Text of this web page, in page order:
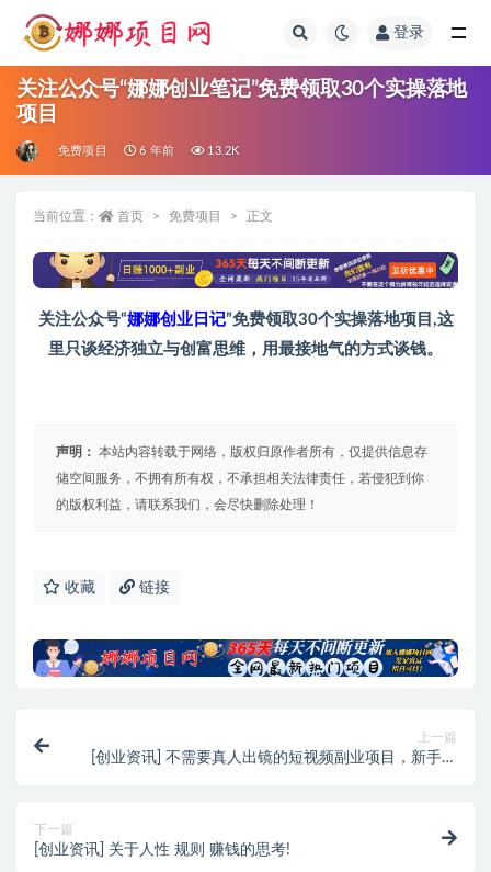
登录
关注公众号“娜娜创业笔记”免费领取30个实操落地
项目
免费项目 6 年前 13.2K
当前位置： 首页 免费项目 正文
关注公众号“娜娜创业日记”免费领取30个实操落地项目,这
里只谈经济独立与创富思维，用最接地气的方式谈钱。
声明： 本站内容转载于网络，版权归原作者所有，仅提供信息存
储空间服务，不拥有所有权，不承担相关法律责任，若侵犯到你
的版权利益，请联系我们，会尽快删除处理！
收藏 链接
上一篇
[创业资讯] 不需要真人出镜的短视频副业项目，新手轻
下一篇
[创业资讯] 关于人性 规则 赚钱的思考!